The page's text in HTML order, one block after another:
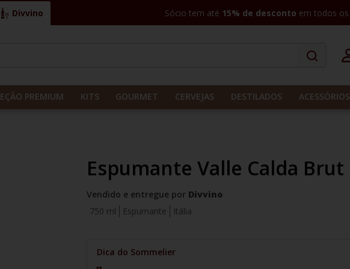
Divvino Sócio tem até 15% de desconto em todos
PREMIUM KITS GOURMET CERVEJAS DESTILADOS ACESSÓRIOS
Espumante Valle Calda Brut
Vendido e entregue por Divvino
Espumante
Itália
750 ml